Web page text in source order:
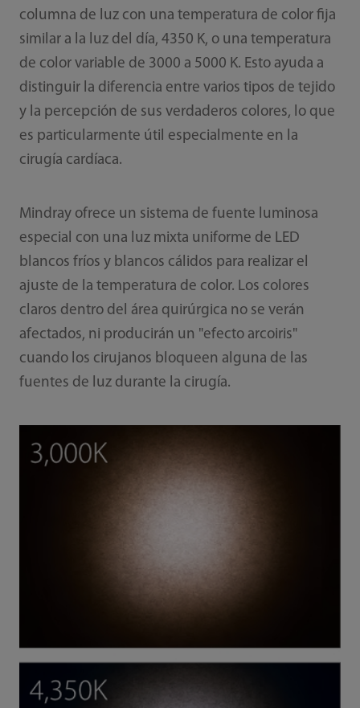
columna de luz con una temperatura de color fija
similar a la luz del día, 4350 K, o una temperatura
de color variable de 3000 a 5000 K. Esto ayuda a
distinguir la diferencia entre varios tipos de tejido
y la percepción de sus verdaderos colores, lo que
es particularmente útil especialmente en la
cirugía cardíaca.
Mindray ofrece un sistema de fuente luminosa
especial con una luz mixta uniforme de LED
blancos fríos y blancos cálidos para realizar el
ajuste de la temperatura de color. Los colores
claros dentro del área quirúrgica no se verán
afectados, ni producirán un "efecto arcoiris"
cuando los cirujanos bloqueen alguna de las
fuentes de luz durante la cirugía.